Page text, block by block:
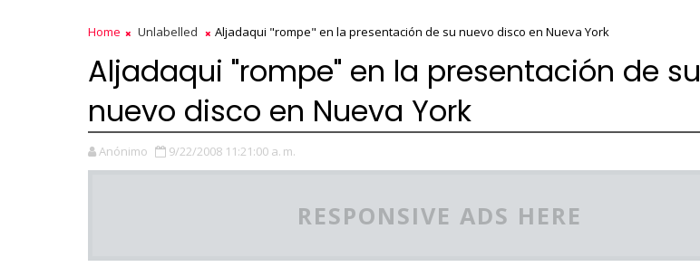
Home Unlabelled Aljadaqui "rompe" en la presentación de su nuevo disco en Nueva York
Aljadaqui "rompe" en la presentación de su
nuevo disco en Nueva York
Anónimo 9/22/2008 11:21:00 a. m.
RESPONSIVE ADS HERE